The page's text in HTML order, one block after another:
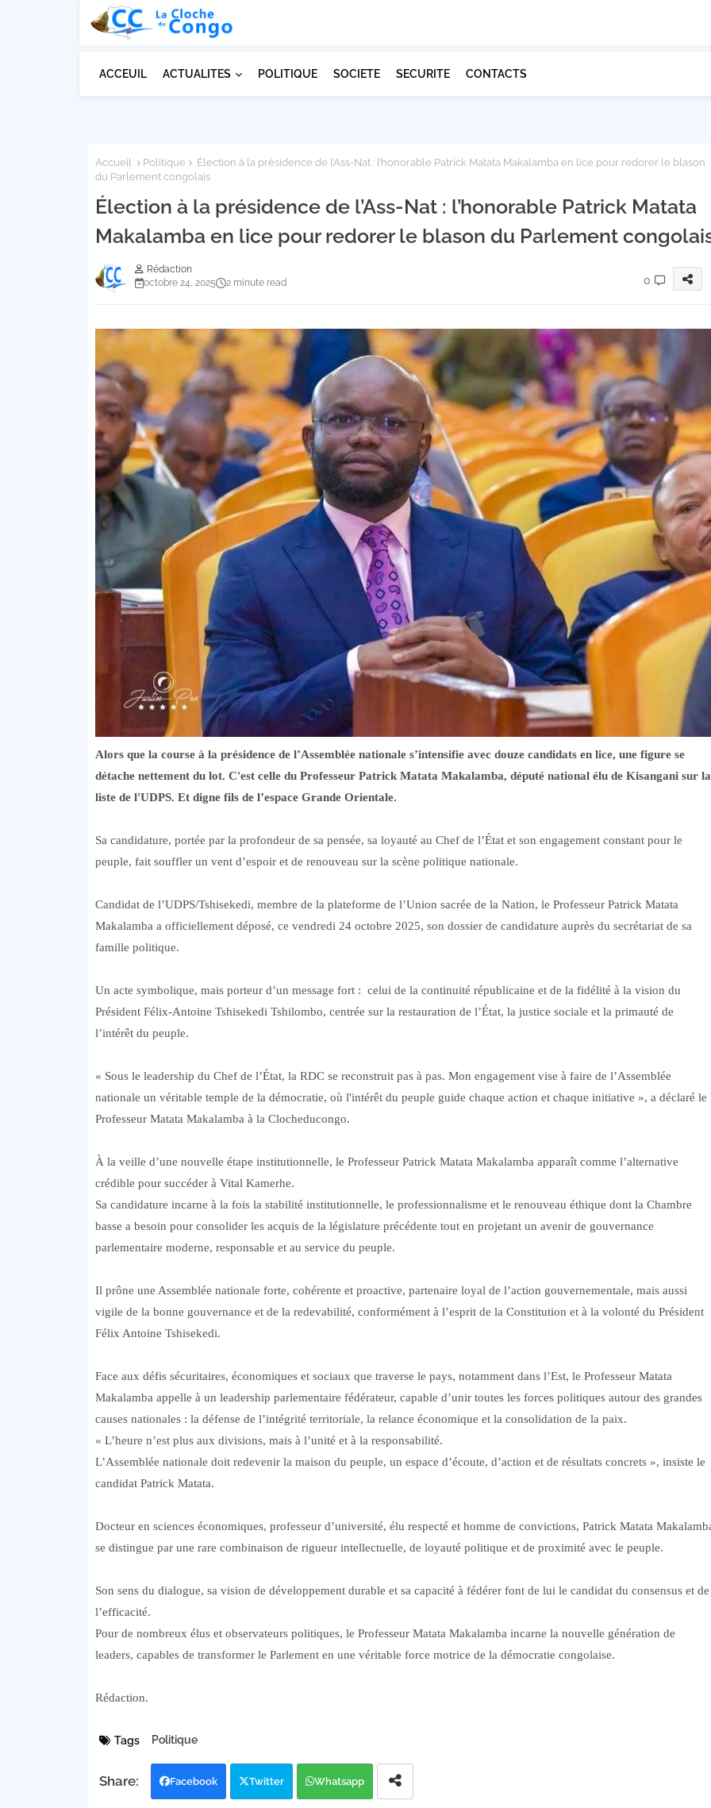
ACCEUIL ACTUALITES POLITIQUE SOCIETE SECURITE CONTACTS
Accueil Politique
Élection à la présidence de l’Ass-Nat : l’honorable Patrick Matata Makalamba en lice pour redorer le blason
du Parlement congolais
Élection à la présidence de l’Ass-Nat : l’honorable Patrick Matata
Makalamba en lice pour redorer le blason du Parlement
Rédaction
octobre 24, 2025
2 minute read 0
Alors que la course à la présidence de l’Assemblée nationale s’intensifie avec douze candidats en lice, une figure se
détache nettement du lot. C'est celle du Professeur Patrick Matata Makalamba, député national élu de Kisangani sur la
liste de l'UDPS. Et digne fils de l’espace Grande Orientale.
Sa candidature, portée par la profondeur de sa pensée, sa loyauté au Chef de l’État et son engagement constant pour le
peuple, fait souffler un vent d’espoir et de renouveau sur la scène politique nationale.
Candidat de l’UDPS/Tshisekedi, membre de la plateforme de l’Union sacrée de la Nation, le Professeur Patrick Matata
Makalamba a officiellement déposé, ce vendredi 24 octobre 2025, son dossier de candidature auprès du secrétariat de sa
famille politique.
Un acte symbolique, mais porteur d’un message fort : celui de la continuité républicaine et de la fidélité à la vision du
Président Félix-Antoine Tshisekedi Tshilombo, centrée sur la restauration de l’État, la justice sociale et la primauté de
l’intérêt du peuple.
« Sous le leadership du Chef de l’État, la RDC se reconstruit pas à pas. Mon engagement vise à faire de l’Assemblée
nationale un véritable temple de la démocratie, où l'intérêt du peuple guide chaque action et chaque initiative », a déclaré le
Professeur Matata Makalamba à la Clocheducongo.
À la veille d’une nouvelle étape institutionnelle, le Professeur Patrick Matata Makalamba apparaît comme l’alternative
crédible pour succéder à Vital Kamerhe.
Sa candidature incarne à la fois la stabilité institutionnelle, le professionnalisme et le renouveau éthique dont la Chambre
basse a besoin pour consolider les acquis de la législature précédente tout en projetant un avenir de gouvernance
parlementaire moderne, responsable et au service du peuple.
Il prône une Assemblée nationale forte, cohérente et proactive, partenaire loyal de l’action gouvernementale, mais aussi
vigile de la bonne gouvernance et de la redevabilité, conformément à l’esprit de la Constitution et à la volonté du Président
Félix Antoine Tshisekedi.
Face aux défis sécuritaires, économiques et sociaux que traverse le pays, notamment dans l’Est, le Professeur Matata
Makalamba appelle à un leadership parlementaire fédérateur, capable d’unir toutes les forces politiques autour des grandes
causes nationales : la défense de l’intégrité territoriale, la relance économique et la consolidation de la paix.
« L’heure n’est plus aux divisions, mais à l’unité et à la responsabilité.
L’Assemblée nationale doit redevenir la maison du peuple, un espace d’écoute, d’action et de résultats concrets », insiste le
candidat Patrick Matata.
Docteur en sciences économiques, professeur d’université, élu respecté et homme de convictions, Patrick Matata
se distingue par une rare combinaison de rigueur intellectuelle, de loyauté politique et de proximité avec le peuple.
Son sens du dialogue, sa vision de développement durable et sa capacité à fédérer font de lui le candidat du consensus et de
l’efficacité.
Pour de nombreux élus et observateurs politiques, le Professeur Matata Makalamba incarne la nouvelle génération de
leaders, capables de transformer le Parlement en une véritable force motrice de la démocratie congolaise.
Rédaction.
Tags Politique
Facebook Twitter Whatsapp